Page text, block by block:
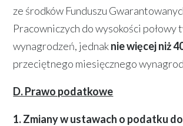
ze środków Funduszu
Pracowniczych do wysokości połowy
wynagrodzeń, jednaknie więcej niż
przeciętnego miesięcznego
D. Prawo podatkowe
1. Zmiany w ustawach o podatku